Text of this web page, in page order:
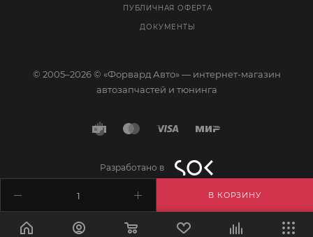
В КОРЗИНУ
ПУБЛИЧНАЯ ОФЕРТА
ДОКУМЕНТЫ
© 2005–2026 © «Форвард Авто» — интернет-магазин
автозапчастей и тюнинга
Разработано в